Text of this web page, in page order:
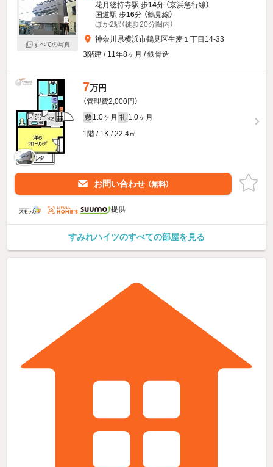
すべての写真
花月総持寺駅 歩14分 （京浜急行線）
国道駅 歩16分 （鶴見線）
ほか2駅（徒歩20分圏内）
神奈川県横浜市鶴見区生麦１丁目14-33
3階建 / 11年8ヶ月 / 鉄骨造
7万円
（管理費2,000円）
敷 1.0ヶ月 礼 1.0ヶ月
1階 / 1K / 22.4㎡
お問い合わせ （無料）
提供
すみれハイツのすべての部屋を見る